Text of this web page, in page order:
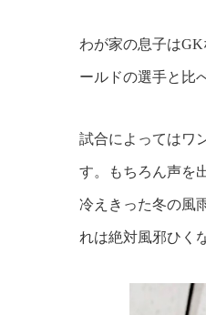
わが家の息子は
ールドの選手と比
試合によってはワ
す。もちろん声を
冷えきった冬の風
れは絶対風邪ひく